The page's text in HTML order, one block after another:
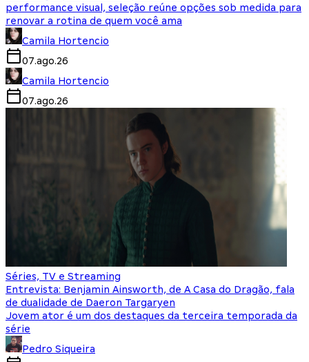
performance visual, seleção reúne opções sob medida para
renovar a rotina de quem você ama
Camila Hortencio
07.ago.26
Camila Hortencio
07.ago.26
Séries, TV e Streaming
Entrevista: Benjamin Ainsworth, de A Casa do Dragão, fala
de dualidade de Daeron Targaryen
Jovem ator é um dos destaques da terceira temporada da
série
Pedro Siqueira